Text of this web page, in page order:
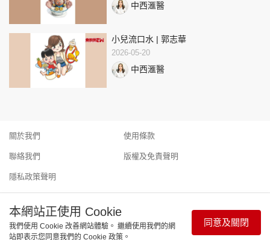
中西滙醫
小兒流口水 | 郭志華
2026-05-20
中西滙醫
關於我們
聯絡我們
隱私政策聲明
使用條款
版權及免責聲明
Copyright © 東周網 版權所有 . 不得轉載 ©Eastweek.com.hk. All
本網站正使用 Cookie
我們使用 Cookie 改善網站體驗。 繼續使用我們的網
站即表示您同意我們的 Cookie 政策。
同意及關閉